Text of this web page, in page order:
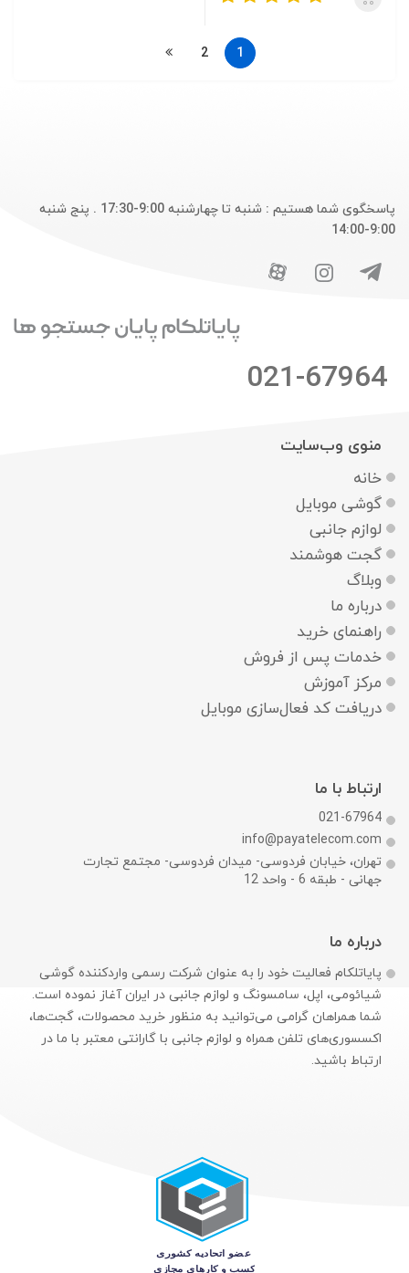
1
2
پاسخگوی شما هستیم : شنبه تا چهارشنبه 9:00-17:30 . پنج شنبه
9:00-14:00
021-67964
منوی وب‌سایت
خانه
گوشی موبایل
لوازم جانبی
گجت هوشمند
وبلاگ
درباره ما
راهنمای خرید
خدمات پس از فروش
مرکز آموزش
دریافت کد فعال‌سازی موبایل
ارتباط با ما
021-67964
info@payatelecom.com
تهران، خیابان فردوسی- میدان فردوسی- مجتمع تجارت
جهانی - طبقه 6 - واحد 12
درباره ما
پایاتلکام فعالیت خود را به عنوان شرکت رسمی وارد‌کننده گوشی
شیائومی، اپل، سامسونگ و لوازم جانبی در ایران آغاز نموده است.
شما همراهان گرامی می‌توانید به منظور خرید محصولات، گجت‌ها،
اکسسوری‌های تلفن همراه و لوازم جانبی با گارانتی معتبر با ما در
ارتباط باشید.